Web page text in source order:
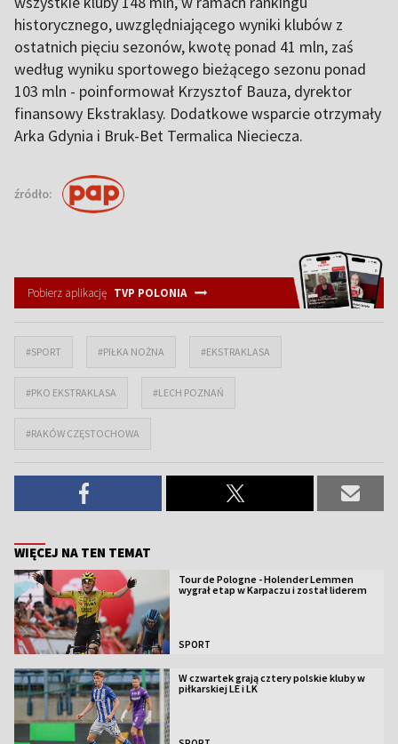
historycznego, uwzględniającego wyniki klubów z
ostatnich pięciu sezonów, kwotę ponad 41 mln, zaś
według wyniku sportowego bieżącego sezonu ponad
103 mln - poinformował Krzysztof Bauza, dyrektor
finansowy Ekstraklasy. Dodatkowe wsparcie otrzymały
Arka Gdynia i Bruk-Bet Termalica Nieciecza.
źródło:
Pobierz aplikację TVP POLONIA
#SPORT #PIŁKA NOŻNA #EKSTRAKLASA
#PKO EKSTRAKLASA #LECH POZNAŃ
#RAKÓW CZĘSTOCHOWA
WIĘCEJ NA TEN TEMAT
Tour de Pologne - Holender Lemmen
wygrał etap w Karpaczu i został liderem
SPORT
W czwartek grają cztery polskie kluby w
piłkarskiej LE i LK